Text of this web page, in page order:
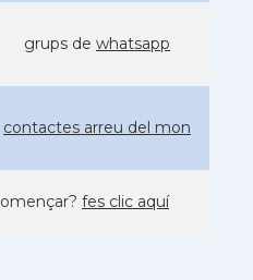
grups de whatsapp
contactes arreu del mon
fes clic aquí